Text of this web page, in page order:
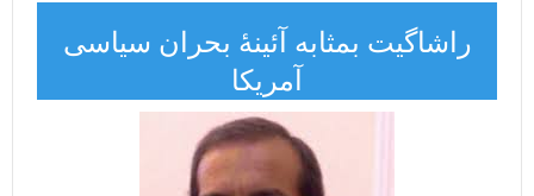
راشا‌گیت بمثابه آئینۀ بحران سیاسی
آمریکا